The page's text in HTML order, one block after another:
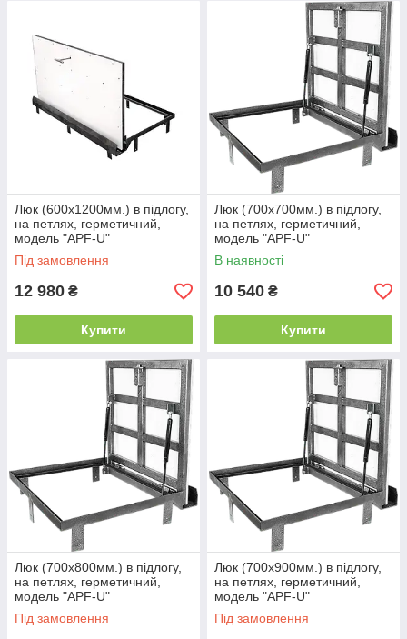
Люк (600х1200мм.) в підлогу,
на петлях, герметичний,
модель "APF-U"
Під замовлення
12 980 ₴
Купити
Люк (700х700мм.) в підлогу,
на петлях, герметичний,
модель "APF-U"
В наявності
10 540 ₴
Купити
Люк (700х800мм.) в підлогу,
на петлях, герметичний,
модель "APF-U"
Під замовлення
Люк (700х900мм.) в підлогу,
на петлях, герметичний,
модель "APF-U"
Під замовлення